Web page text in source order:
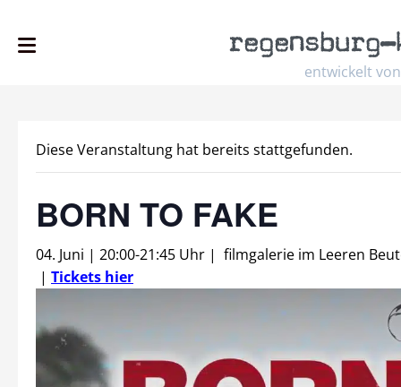
entwickelt von
regensburg–
Diese Veranstaltung hat bereits stattgefunden.
BORN TO FAKE
04. Juni | 20:00-21:45 Uhr | filmgalerie im Leeren
| Tickets hier